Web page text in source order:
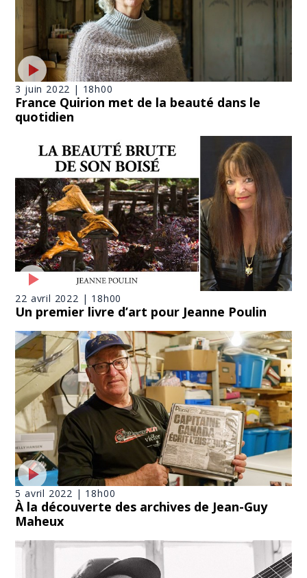
3 juin 2022 | 18h00
France Quirion met de la beauté dans le
quotidien
22 avril 2022 | 18h00
Un premier livre d’art pour Jeanne Poulin
5 avril 2022 | 18h00
À la découverte des archives de Jean-Guy
Maheux